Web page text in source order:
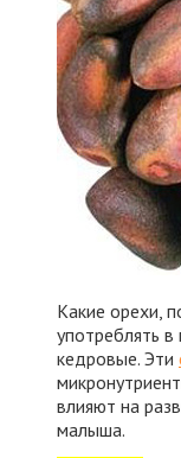
Какие орехи,
употреблять
кедровые. Эти
влияют на
малыша.